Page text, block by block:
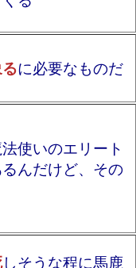
に必要なものだ
使いのエリート
んだけど、その
しそうな程に馬鹿